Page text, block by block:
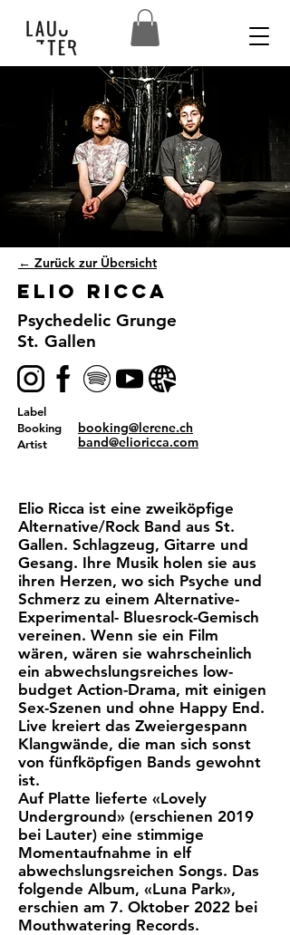
← Zurück zur Übersicht
Elio Ricca
Psychedelic Grunge
St. Gallen
Label
Booking
Artist
booking@lerene.ch
band@elioricca.com
Elio Ricca ist eine zweiköpfige
Alternative/Rock Band aus St.
Gallen. Schlagzeug, Gitarre und
Gesang. Ihre Musik holen sie aus
ihren Herzen, wo sich Psyche und
Schmerz zu einem Alternative-
Experimental- Bluesrock-Gemisch
vereinen. Wenn sie ein Film
wären, wären sie wahrscheinlich
ein abwechslungsreiches low-
budget Action-Drama, mit einigen
Sex-Szenen und ohne Happy End.
Live kreiert das Zweiergespann
Klangwände, die man sich sonst
von fünfköpfigen Bands gewohnt
ist.
Auf Platte lieferte «Lovely
Underground» (erschienen 2019
bei Lauter) eine stimmige
Momentaufnahme in elf
abwechslungsreichen Songs. Das
folgende Album, «Luna Park»,
erschien am 7. Oktober 2022 bei
Mouthwatering Records.